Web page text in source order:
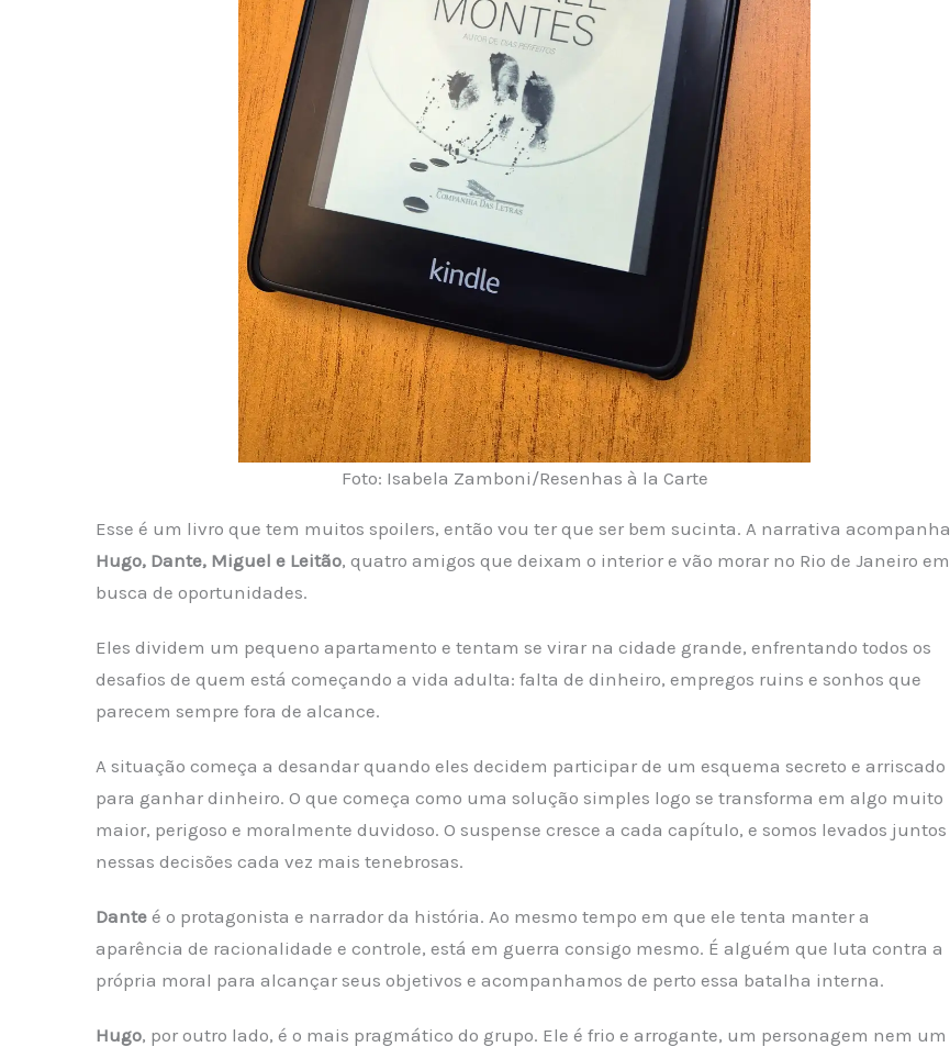
Foto: Isabela Zamboni/Resenhas à la Carte
Esse é um livro que tem muitos spoilers, então vou ter que ser bem sucinta. A narrativa acompanha
Hugo, Dante, Miguel e Leitão, quatro amigos que deixam o interior e vão morar no Rio de Janeiro em
busca de oportunidades.
Eles dividem um pequeno apartamento e tentam se virar na cidade grande, enfrentando todos os
desafios de quem está começando a vida adulta: falta de dinheiro, empregos ruins e sonhos que
parecem sempre fora de alcance.
A situação começa a desandar quando eles decidem participar de um esquema secreto e arriscado
para ganhar dinheiro. O que começa como uma solução simples logo se transforma em algo muito
maior, perigoso e moralmente duvidoso. O suspense cresce a cada capítulo, e somos levados juntos
nessas decisões cada vez mais tenebrosas.
Dante é o protagonista e narrador da história. Ao mesmo tempo em que ele tenta manter a
aparência de racionalidade e controle, está em guerra consigo mesmo. É alguém que luta contra a
própria moral para alcançar seus objetivos e acompanhamos de perto essa batalha interna.
Hugo, por outro lado, é o mais pragmático do grupo. Ele é frio e arrogante, um personagem nem um